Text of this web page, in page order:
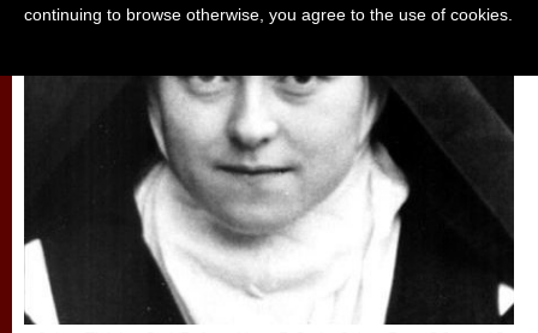
continuing to browse otherwise, you agree to the use of cookies.